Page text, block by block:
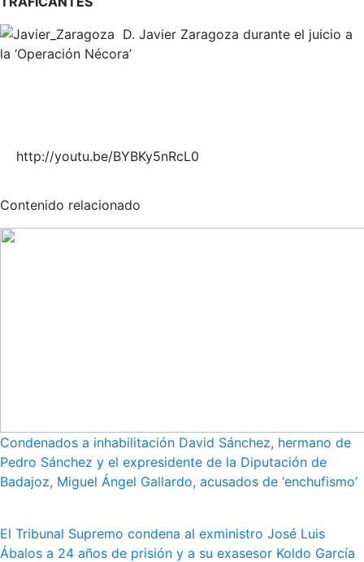
D. Javier Zaragoza durante el juicio a
la ‘Operación Nécora’
http://youtu.be/BYBKy5nRcL0
Contenido relacionado
Condenados a inhabilitación David Sánchez, hermano de
Pedro Sánchez y el expresidente de la Diputación de
Badajoz, Miguel Ángel Gallardo, acusados de ‘enchufismo’
El Tribunal Supremo condena al exministro José Luis
Ábalos a 24 años de prisión y a su exasesor Koldo García